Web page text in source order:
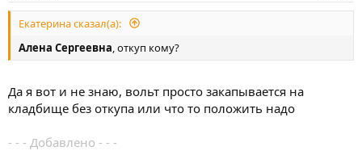
Екатерина сказал(а):
Алена Сергеевна , откуп кому?
Да я вот и не знаю, вольт просто закапывается на
кладбище без откупа или что то положить надо
- - - Добавлено - - -